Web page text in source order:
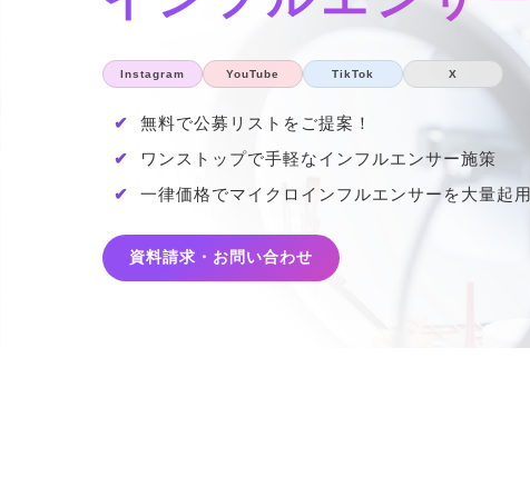
Instagram YouTube TikTok X
✔
無料で公募リストをご提案！
✔
ワンストップで手軽なインフルエンサー施策
✔
一律価格でマイクロインフルエンサーを大量起用
資料請求・お問い合わせ